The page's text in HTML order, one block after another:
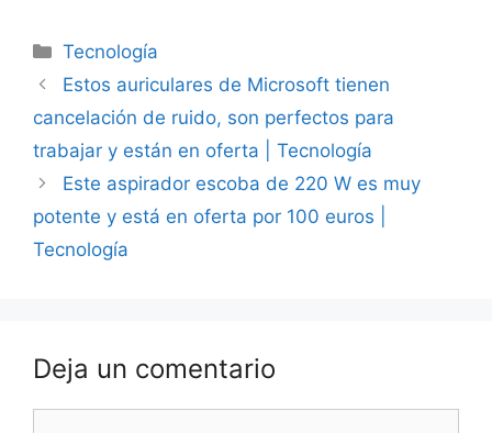
Categorías
Tecnología
Estos auriculares de Microsoft tienen
cancelación de ruido, son perfectos para
trabajar y están en oferta | Tecnología
Este aspirador escoba de 220 W es muy
potente y está en oferta por 100 euros |
Tecnología
Deja un comentario